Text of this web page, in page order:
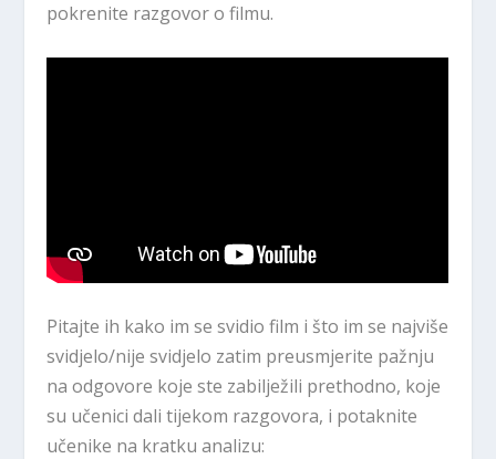
pokrenite razgovor o filmu.
Pitajte ih kako im se svidio film i što im se najviše
svidjelo/nije svidjelo zatim preusmjerite pažnju
na odgovore koje ste zabilježili prethodno, koje
su učenici dali tijekom razgovora, i potaknite
učenike na kratku analizu: